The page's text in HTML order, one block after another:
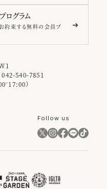
ログラム
約束する無料の会員プ
540-7851
）
Follow us